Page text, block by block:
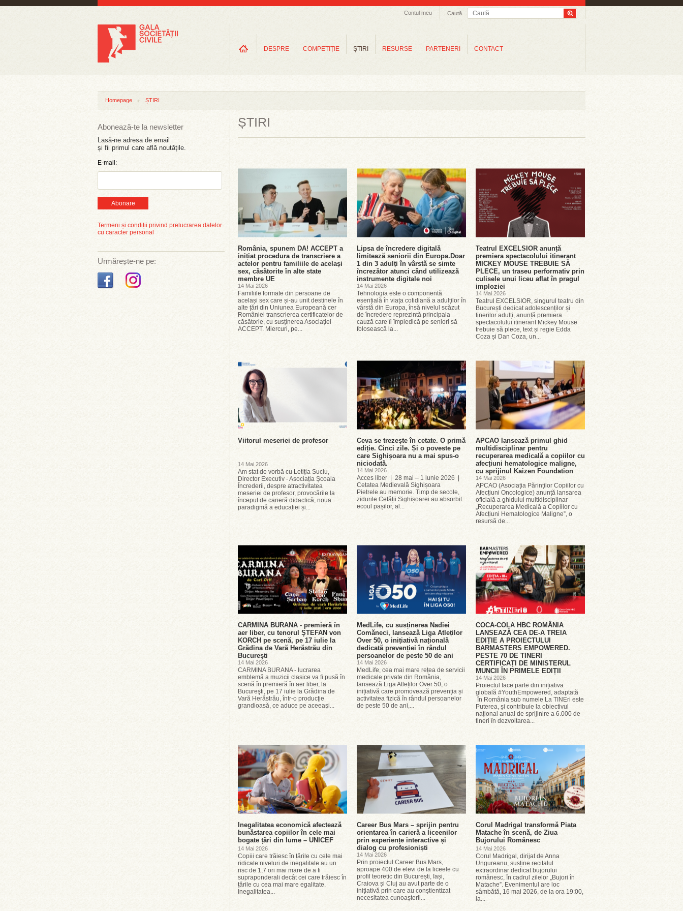
Caută
Contul meu
DESPRE COMPETIȚIE ŞTIRI RESURSE PARTENERI CONTACT
Homepage ȘTIRI
Abonează-te la newsletter
Lasă-ne adresa de email
și fii primul care află noutățile.
E-mail:
Abonare
Termeni și condiții privind prelucrarea datelor
cu caracter personal
Urmărește-ne pe:
ȘTIRI
România, spunem DA! ACCEPT a
inițiat procedura de transcriere a
actelor pentru familiile de același
sex, căsătorite în alte state
membre UE
14 Mai 2026
Familiile formate din persoane de
același sex care și-au unit destinele în
alte țări din Uniunea Europeană cer
României transcrierea certificatelor de
căsătorie, cu susținerea Asociației
ACCEPT. Miercuri, pe...
Lipsa de încredere digitală
limitează seniorii din Europa.Doar
1 din 3 adulți în vârstă se simte
încrezător atunci când utilizează
instrumente digitale noi
14 Mai 2026
Tehnologia este o componentă
esențială în viața cotidiană a adulților în
vârstă din Europa, însă nivelul scăzut
de încredere reprezintă principala
cauză care îi împiedică pe seniori să
folosească la...
Teatrul EXCELSIOR anunță
premiera spectacolului itinerant
MICKEY MOUSE TREBUIE SĂ
PLECE, un traseu performativ prin
culisele unui liceu aflat în pragul
imploziei
14 Mai 2026
Teatrul EXCELSIOR, singurul teatru din
București dedicat adolescenților și
tinerilor adulți, anunță premiera
spectacolului itinerant Mickey Mouse
trebuie să plece, text și regie Edda
Coza și Dan Coza, un...
Viitorul meseriei de profesor
14 Mai 2026
Am stat de vorbă cu Letiția Suciu,
Director Executiv - Asociația Școala
Încrederii, despre atractivitatea
meseriei de profesor, provocările la
început de carieră didactică, noua
paradigmă a educației și...
Ceva se trezește în cetate. O primă
ediție. Cinci zile. Și o poveste pe
care Sighișoara nu a mai spus-o
niciodată.
14 Mai 2026
Acces liber | 28 mai – 1 iunie 2026 |
Cetatea Medievală Sighișoara
Pietrele au memorie. Timp de secole,
zidurile Cetății Sighișoarei au absorbit
ecoul pașilor, al...
APCAO lansează primul ghid
multidisciplinar pentru
recuperarea medicală a copiilor cu
afecțiuni hematologice maligne,
cu sprijinul Kaizen Foundation
14 Mai 2026
APCAO (Asociația Părinților Copiilor cu
Afecțiuni Oncologice) anunță lansarea
oficială a ghidului multidisciplinar
„Recuperarea Medicală a Copiilor cu
Afecțiuni Hematologice Maligne”, o
resursă de...
CARMINA BURANA - premieră în
aer liber, cu tenorul ŞTEFAN von
KORCH pe scenă, pe 17 iulie la
Grădina de Vară Herăstrău din
Bucureşti
14 Mai 2026
CARMINA BURANA - lucrarea
emblemă a muzicii clasice va fi pusă în
scenă în premieră în aer liber, la
Bucureşti, pe 17 iulie la Grădina de
Vară Herăstrău, într-o producţie
grandioasă, ce aduce pe aceeaşi...
MedLife, cu susținerea Nadiei
Comăneci, lansează Liga Atleților
Over 50, o inițiativă națională
dedicată prevenției în rândul
persoanelor de peste 50 de ani
14 Mai 2026
MedLife, cea mai mare rețea de servicii
medicale private din România,
lansează Liga Atleților Over 50, o
inițiativă care promovează prevenția și
activitatea fizică în rândul persoanelor
de peste 50 de ani,...
COCA-COLA HBC ROMÂNIA
LANSEAZĂ CEA DE-A TREIA
EDIȚIE A PROIECTULUI
BARMASTERS EMPOWERED.
PESTE 70 DE TINERI
CERTIFICAȚI DE MINISTERUL
MUNCII ÎN PRIMELE EDIȚII
14 Mai 2026
Proiectul face parte din inițiativa
globală #YouthEmpowered, adaptată
în România sub numele La TINEri este
Puterea, și contribuie la obiectivul
național anual de sprijinire a 6.000 de
tineri în dezvoltarea...
Inegalitatea economică afectează
bunăstarea copiilor în cele mai
bogate țări din lume – UNICEF
14 Mai 2026
Copiii care trăiesc în țările cu cele mai
ridicate niveluri de inegalitate au un
risc de 1,7 ori mai mare de a fi
supraponderali decât cei care trăiesc în
țările cu cea mai mare egalitate.
Inegalitatea...
Career Bus Mars – sprijin pentru
orientarea în carieră a liceenilor
prin experiențe interactive și
dialog cu profesioniști
14 Mai 2026
Prin proiectul Career Bus Mars,
aproape 400 de elevi de la liceele cu
profil teoretic din București, Iași,
Craiova și Cluj au avut parte de o
inițiativă prin care au conștientizat
necesitatea cunoașterii...
Corul Madrigal transformă Piața
Matache în scenă, de Ziua
Bujorului Românesc
14 Mai 2026
Corul Madrigal, dirijat de Anna
Ungureanu, susține recitalul
extraordinar dedicat bujorului
românesc, în cadrul zilelor „Bujori în
Matache”. Evenimentul are loc
sâmbătă, 16 mai 2026, de la ora 19:00,
la...